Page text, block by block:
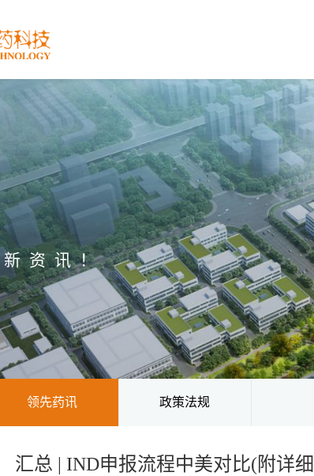
资讯！
领先药讯 政策法规
汇总 | IND申报流程中美对比(附详细